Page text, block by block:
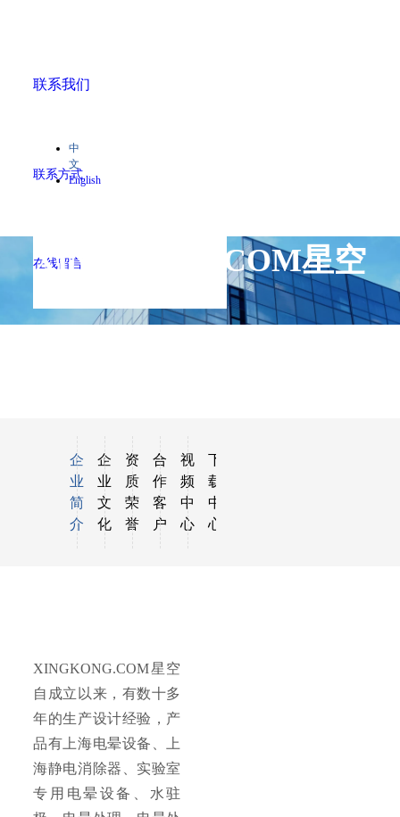
联系我们
联系方式
在线留言
中
文
English
XINGKONG.COM星空
——
企
业
简
介
企
业
文
化
资
质
荣
誉
合
作
客
户
视
频
中
心
下
载
中
心
XINGKONG.COM星空
自成立以来，有数十多
年的生产设计经验，产
品有上海电晕设备、上
海静电消除器、实验室
专用电晕设备、水驻